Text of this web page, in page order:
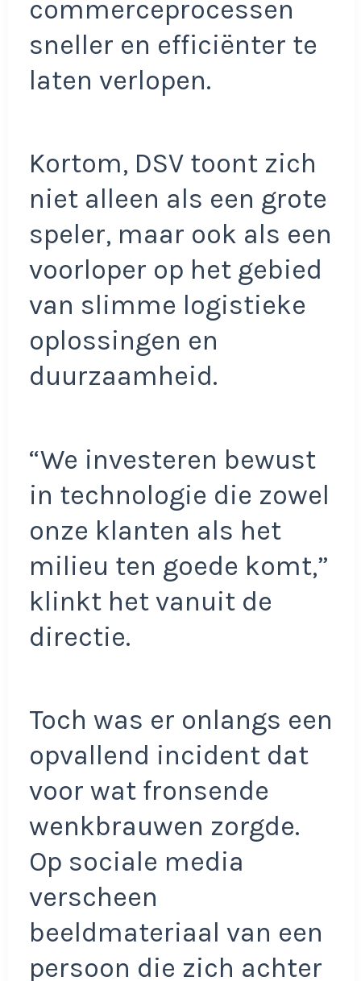
commerceprocessen
sneller en efficiënter te
laten verlopen.
Kortom, DSV toont zich
niet alleen als een grote
speler, maar ook als een
voorloper op het gebied
van slimme logistieke
oplossingen en
duurzaamheid.
“We investeren bewust
in technologie die zowel
onze klanten als het
milieu ten goede komt,”
klinkt het vanuit de
directie.
Toch was er onlangs een
opvallend incident dat
voor wat fronsende
wenkbrauwen zorgde.
Op sociale media
verscheen
beeldmateriaal van een
persoon die zich achter